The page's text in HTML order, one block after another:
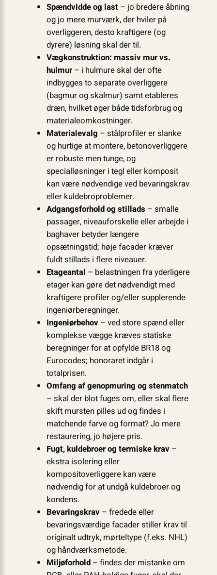
Spændvidde og last– jo bredere åbning
og jo mere murværk, der hviler på
overliggeren, desto kraftigere (og
dyrere) løsning skal der til.
Vægkonstruktion: massiv mur vs.
hulmur– i hulmure skal der ofte
indbygges to separate overliggere
(bagmur og skalmur) samt etableres
dræn, hvilket øger både tidsforbrug og
materialeomkostninger.
Materialevalg – stålprofiler er slanke
og hurtige at montere, betonoverliggere
er robuste men tunge, og
specialløsninger i tegl eller komposit
kan være nødvendige ved bevaringskrav
eller kuldebro­problemer.
Adgangsforhold og stillads – smalle
passager, niveauforskelle eller arbejde i
baghaver betyder længere
opsætningstid; høje facader kræver
fuldt stillads i flere niveauer.
Etageantal – belastningen fra yderligere
etager kan gøre det nødvendigt med
kraftigere profiler og/eller supplerende
ingeniørberegninger.
Ingeniørbehov– ved store spænd eller
komplekse vægge kræves statiske
beregninger for at opfylde BR18 og
Eurocodes; honoraret indgår i
totalprisen.
Omfang af genopmuring og stenmatch
– skal der blot fuges om, eller skal flere
skift mursten pilles ud og findes i
matchende farve og format? Jo mere
restaurering, jo højere pris.
Fugt, kuldebroer og termiske krav–
ekstra isolering eller
kompositoverliggere kan være
nødvendig for at undgå kuldebroer og
kondens.
Bevaringskrav– fredede eller
bevaringsværdige facader stiller krav til
originalt udtryk, mørteltype (f.eks. NHL)
og håndværksmetode.
Miljøforhold– findes der mistanke om